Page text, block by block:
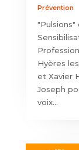
Prévention
Hyères
et Xavier
Joseph
voix...